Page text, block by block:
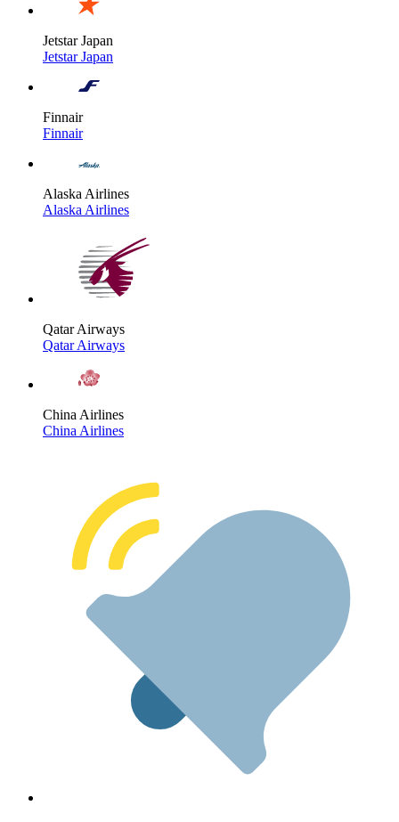
Jetstar Japan
Jetstar Japan
Finnair
Finnair
Alaska Airlines
Alaska Airlines
Qatar Airways
Qatar Airways
China Airlines
China Airlines